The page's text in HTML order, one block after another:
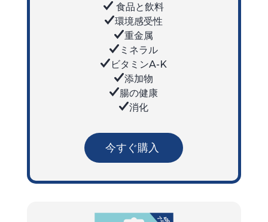
食品と飲料
環境感受性
重金属
ミネラル
ビタミンA-K
添加物
腸の健康
消化
今すぐ購入